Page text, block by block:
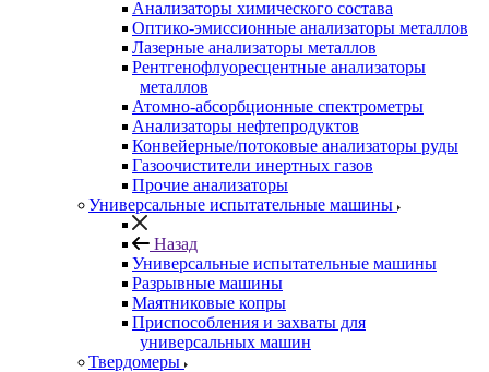
Анализаторы химического состава
Оптико-эмиссионные анализаторы металлов
Лазерные анализаторы металлов
Рентгенофлуоресцентные анализаторы
металлов
Атомно-абсорбционные спектрометры
Анализаторы нефтепродуктов
Конвейерные/потоковые анализаторы руды
Газоочистители инертных газов
Прочие анализаторы
Универсальные испытательные машины
Назад
Универсальные испытательные машины
Разрывные машины
Маятниковые копры
Приспособления и захваты для
универсальных машин
Твердомеры